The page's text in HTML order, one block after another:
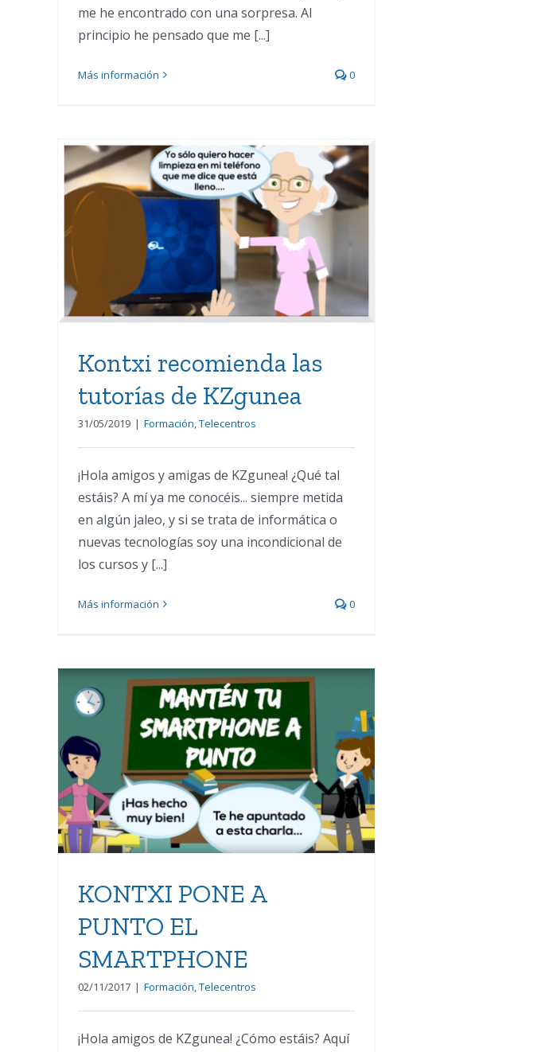
me he encontrado con una sorpresa. Al
principio he pensado que me [...]
Más información 0
Kontxi recomienda las
tutorías de KZgunea
Kontxi recomienda las
tutorías de KZgunea
31/05/2019 | Formación,Telecentros
¡Hola amigos y amigas de KZgunea! ¿Qué tal
estáis? A mí ya me conocéis... siempre metida
en algún jaleo, y si se trata de informática o
nuevas tecnologías soy una incondicional de
los cursos y [...]
Más información 0
KONTXI PONE A PUNTO
EL SMARTPHONE
KONTXI PONE A
PUNTO EL
SMARTPHONE
02/11/2017 | Formación,Telecentros
¡Hola amigos de KZgunea! ¿Cómo estáis? Aquí